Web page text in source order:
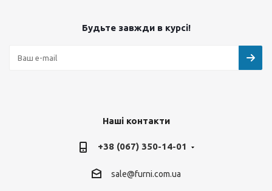
Будьте завжди в курсі!
Наші контакти
+38 (067) 350-14-01
sale@furni.com.ua